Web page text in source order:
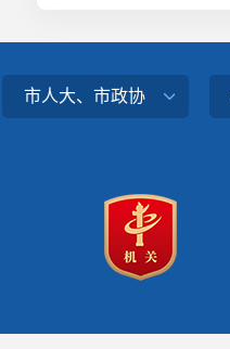
市人大、市政协